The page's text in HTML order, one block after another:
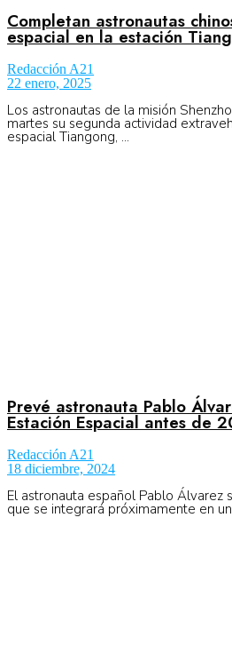
Completan astronautas
espacial en la estación
Redacción A21
22 enero, 2025
Los astronautas de la misión
martes su segunda actividad
espacial Tiangong, ...
Prevé astronauta Pablo
Estación Espacial antes de
Redacción A21
18 diciembre, 2024
El astronauta español Pablo Álvarez
que se integrará próximamente en